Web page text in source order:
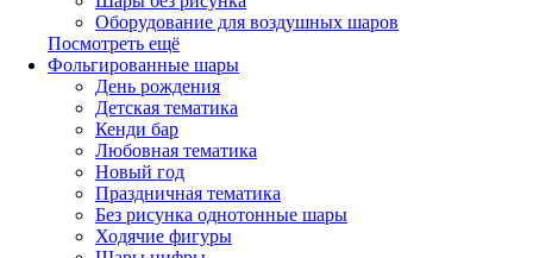
Оборудование для воздушных шаров
Посмотреть ещё
Фольгированные шары
День рождения
Детская тематика
Кенди бар
Любовная тематика
Новый год
Праздничная тематика
Без рисунка однотонные шары
Ходячие фигуры